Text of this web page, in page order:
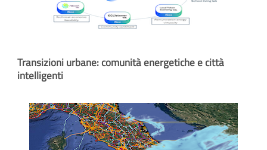
Transizioni urbane: comunità energetiche e città
intelligenti